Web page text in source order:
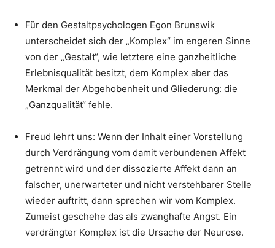
Für den Gestaltpsychologen Egon Brunswik
unterscheidet sich der „Komplex“ im engeren Sinne
von der „Gestalt“, wie letztere eine ganzheitliche
Erlebnisqualität besitzt, dem Komplex aber das
Merkmal der Abgehobenheit und Gliederung: die
„Ganzqualität“ fehle.
Freud lehrt uns: Wenn der Inhalt einer Vorstellung
durch Verdrängung vom damit verbundenen Affekt
getrennt wird und der dissozierte Affekt dann an
falscher, unerwarteter und nicht verstehbarer Stelle
wieder auftritt, dann sprechen wir vom Komplex.
Zumeist geschehe das als zwanghafte Angst. Ein
verdrängter Komplex ist die Ursache der Neurose.